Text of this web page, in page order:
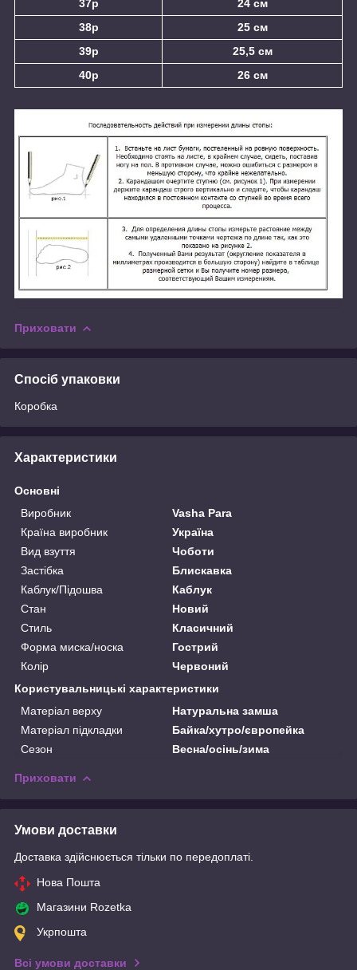
37р
24 см
38р
25 см
39р
25,5 см
40р
26 см
Приховати
Спосіб упаковки
Коробка
Характеристики
Основні
Виробник
Vasha Para
Країна виробник
Україна
Вид взуття
Чоботи
Застібка
Блискавка
Каблук/Підошва
Каблук
Стан
Новий
Стиль
Класичний
Форма миска/носка
Гострий
Колір
Червоний
Користувальницькі характеристики
Матеріал верху
Натуральна замша
Матеріал підкладки
Байка/хутро/європейка
Сезон
Весна/осінь/зима
Приховати
Умови доставки
Доставка здійснюється тільки по передоплаті.
Нова Пошта
Магазини Rozetka
Укрпошта
Всі умови доставки